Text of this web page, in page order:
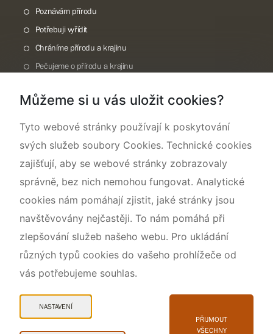
Poznávám přírodu
Potřebuji vyřídit
Chráníme přírodu a krajinu
Pečujeme o přírodu a krajinu
O nás
Můžeme si u vás uložit cookies?
Tyto webové stránky používají k poskytování
svých služeb soubory Cookies. Technické cookies
zajišťují, aby se webové stránky zobrazovaly
správně, bez nich nemohou fungovat. Analytické
cookies nám pomáhají zjistit, jaké stránky jsou
navštěvovány nejčastěji. To nám pomáhá při
zlepšování služeb našeho webu. Pro ukládání
různých typů cookies do vašeho prohlížeče od
vás potřebujeme souhlas.
NASTAVENÍ
PŘIJMOUT
VŠECHNY